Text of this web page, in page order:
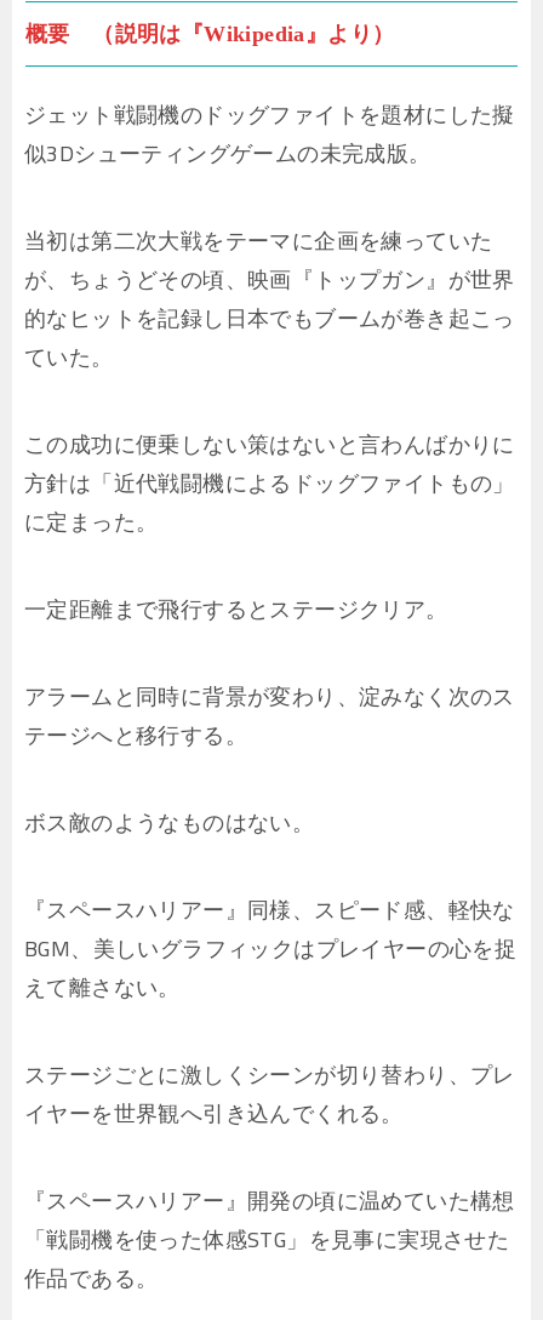
概要 （説明は『Wikipedia』より）
ジェット戦闘機のドッグファイトを題材にした擬
似3Dシューティングゲームの未完成版。
当初は第二次大戦をテーマに企画を練っていた
が、ちょうどその頃、映画『トップガン』が世界
的なヒットを記録し日本でもブームが巻き起こっ
ていた。
この成功に便乗しない策はないと言わんばかりに
方針は「近代戦闘機によるドッグファイトもの」
に定まった。
一定距離まで飛行するとステージクリア。
アラームと同時に背景が変わり、淀みなく次のス
テージへと移行する。
ボス敵のようなものはない。
『スペースハリアー』同様、スピード感、軽快な
BGM、美しいグラフィックはプレイヤーの心を捉
えて離さない。
ステージごとに激しくシーンが切り替わり、プレ
イヤーを世界観へ引き込んでくれる。
『スペースハリアー』開発の頃に温めていた構想
「戦闘機を使った体感STG」を見事に実現させた
作品である。